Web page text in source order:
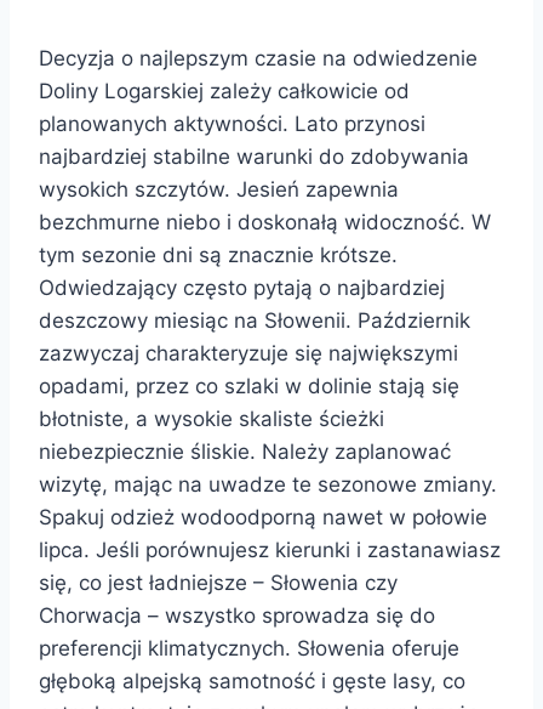
Decyzja o najlepszym czasie na odwiedzenie
Doliny Logarskiej zależy całkowicie od
planowanych aktywności. Lato przynosi
najbardziej stabilne warunki do zdobywania
wysokich szczytów. Jesień zapewnia
bezchmurne niebo i doskonałą widoczność. W
tym sezonie dni są znacznie krótsze.
Odwiedzający często pytają o najbardziej
deszczowy miesiąc na Słowenii. Październik
zazwyczaj charakteryzuje się największymi
opadami, przez co szlaki w dolinie stają się
błotniste, a wysokie skaliste ścieżki
niebezpiecznie śliskie. Należy zaplanować
wizytę, mając na uwadze te sezonowe zmiany.
Spakuj odzież wodoodporną nawet w połowie
lipca. Jeśli porównujesz kierunki i zastanawiasz
się, co jest ładniejsze – Słowenia czy
Chorwacja – wszystko sprowadza się do
preferencji klimatycznych. Słowenia oferuje
głęboką alpejską samotność i gęste lasy, co